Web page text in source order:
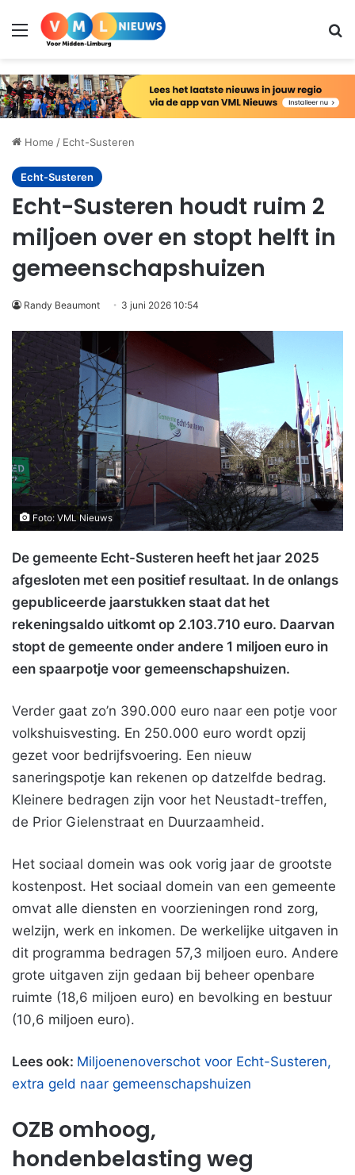
Menu
Home / Echt-Susteren
Echt-Susteren
Echt-Susteren houdt ruim 2
miljoen over en stopt helft in
gemeenschapshuizen
Randy Beaumont 3 juni 2026 10:54
Foto: VML Nieuws
De gemeente Echt-Susteren heeft het jaar 2025
afgesloten met een positief resultaat. In de onlangs
gepubliceerde jaarstukken staat dat het
rekeningsaldo uitkomt op 2.103.710 euro. Daarvan
stopt de gemeente onder andere 1 miljoen euro in
een spaarpotje voor gemeenschapshuizen.
Verder gaat zo’n 390.000 euro naar een potje voor
volkshuisvesting. En 250.000 euro wordt opzij
gezet voor bedrijfsvoering. Een nieuw
saneringspotje kan rekenen op datzelfde bedrag.
Kleinere bedragen zijn voor het Neustadt-treffen,
de Prior Gielenstraat en Duurzaamheid.
Het sociaal domein was ook vorig jaar de grootste
kostenpost. Het sociaal domein van een gemeente
omvat alle diensten en voorzieningen rond zorg,
welzijn, werk en inkomen. De werkelijke uitgaven in
dit programma bedragen 57,3 miljoen euro. Andere
grote uitgaven zijn gedaan bij beheer openbare
ruimte (18,6 miljoen euro) en bevolking en bestuur
(10,6 miljoen euro).
Lees ook: Miljoenenoverschot voor Echt-Susteren,
extra geld naar gemeenschapshuizen
OZB omhoog,
hondenbelasting weg